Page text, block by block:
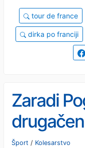
tour de france
dirka po franciji
Zaradi
Šport / Kolesarstvo